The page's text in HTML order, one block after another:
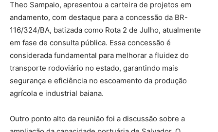
Theo Sampaio, apresentou a carteira de projetos em
andamento, com destaque para a concessão da BR-
116/324/BA, batizada como Rota 2 de Julho, atualmente
em fase de consulta pública. Essa concessão é
considerada fundamental para melhorar a fluidez do
transporte rodoviário no estado, garantindo mais
segurança e eficiência no escoamento da produção
agrícola e industrial baiana.
Outro ponto alto da reunião foi a discussão sobre a